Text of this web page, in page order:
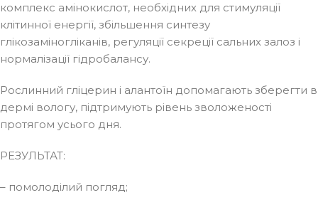
комплекс амінокислот, необхідних для стимуляції
клітинної енергії, збільшення синтезу
глікозаміногліканів, регуляції секреції сальних залоз і
нормалізації гідробалансу.
Рослинний гліцерин і алантоїн допомагають зберегти в
дермі вологу, підтримують рівень зволоженості
протягом усього дня.
РЕЗУЛЬТАТ:
– помолоділий погляд;